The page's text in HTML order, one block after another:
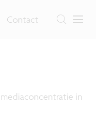
Contact
in